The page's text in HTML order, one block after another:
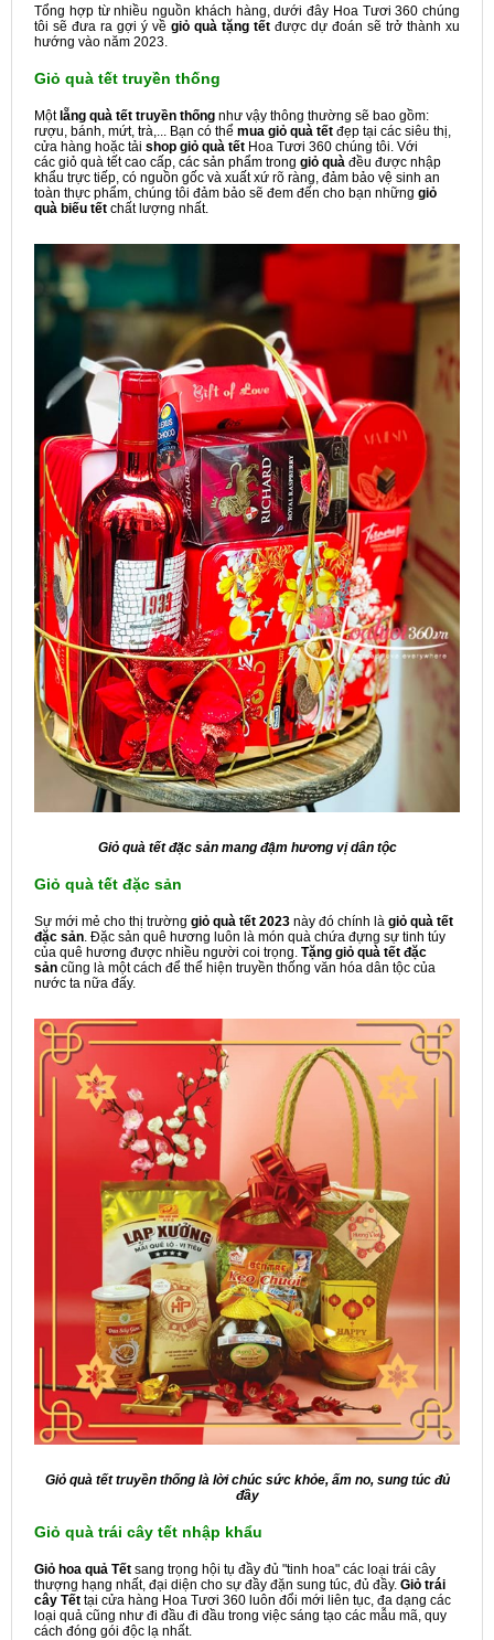
Tổng hợp từ nhiều nguồn khách hàng, dưới đây Hoa Tươi 360 chúng
tôi sẽ đưa ra gợi ý về giỏ quà tặng tết được dự đoán sẽ trở thành xu
hướng vào năm 2023.
Giỏ quà tết truyền thống
Một lẵng quà tết truyền thống như vậy thông thường sẽ bao gồm:
rượu, bánh, mứt, trà,... Bạn có thể mua giỏ quà tết đẹp tại các siêu thị,
cửa hàng hoặc tải shop giỏ quà tết Hoa Tươi 360 chúng tôi. Với
các giỏ quà tết cao cấp, các sản phẩm trong giỏ quà đều được nhập
khẩu trực tiếp, có nguồn gốc và xuất xứ rõ ràng, đảm bảo vệ sinh an
toàn thực phẩm, chúng tôi đảm bảo sẽ đem đến cho bạn những giỏ
quà biếu tết chất lượng nhất.
Giỏ quà tết đặc sản mang đậm hương vị dân tộc
Giỏ quà tết đặc sản
Sự mới mẻ cho thị trường giỏ quà tết 2023 này đó chính là giỏ quà tết
đặc sản . Đặc sản quê hương luôn là món quà chứa đựng sự tinh túy
của quê hương được nhiều người coi trọng. Tặng giỏ quà tết đặc
sản cũng là một cách để thể hiện truyền thống văn hóa dân tộc của
nước ta nữa đấy.
Giỏ quà tết truyền thống là lời chúc sức khỏe, ấm no, sung túc đủ
đầy
Giỏ quà trái cây tết nhập khẩu
Giỏ hoa quả Tết sang trọng hội tụ đầy đủ "tinh hoa" các loại trái cây
thượng hạng nhất, đại diện cho sự đầy đặn sung túc, đủ đầy. Giỏ trái
cây Tết tại cửa hàng Hoa Tươi 360 luôn đổi mới liên tục, đa dạng các
loại quả cũng như đi đầu đi đầu trong việc sáng tạo các mẫu mã, quy
cách đóng gói độc lạ nhất.